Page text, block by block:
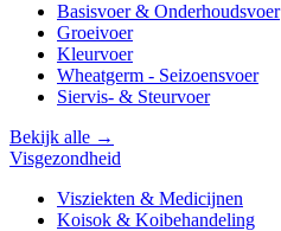
Basisvoer & Onderhoudsvoer
Groeivoer
Kleurvoer
Wheatgerm - Seizoensvoer
Siervis- & Steurvoer
Bekijk alle →
Visgezondheid
Visziekten & Medicijnen
Koisok & Koibehandeling